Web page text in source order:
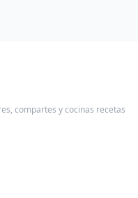
compartes y cocinas recetas